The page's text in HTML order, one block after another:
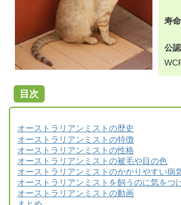
寿命
公
目次
オーストラリアンミストの歴史
オーストラリアンミストの特徴
オーストラリアンミストの性格
オーストラリアンミストの被毛や目の色
オーストラリアンミストのかかりやすい病
オーストラリアンミストを飼うのに気をつ
オーストラリアンミストの動画